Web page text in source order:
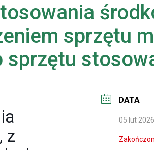
sprzętu
sprzętu
z
DATA
05 lut 2026